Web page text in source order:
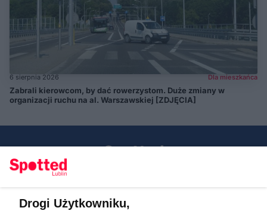
6 sierpnia 2026 Dla mieszkańca
Zabrali kierowcom, by dać rowerzystom. Duże zmiany w
organizacji ruchu na al. Warszawskiej [ZDJĘCIA]
Drogi Użytkowniku,